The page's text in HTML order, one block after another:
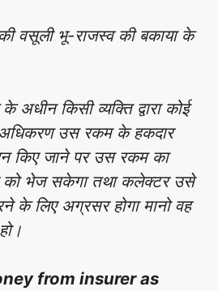
की वसूली भू-राजस्व की बकाया के
अधीन किसी व्यक्ति द्वारा कोई
अधिकरण उस रकम के हकदार
किए जाने पर उस रकम का
को भेज सकेगा तथा कलेक्टर उसे
के लिए अग्रसर होगा मानो वह
from insurer as